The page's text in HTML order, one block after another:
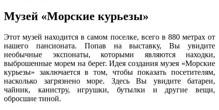
Музей «Морские курьезы»
Этот музей находится в самом поселке, всего в 880 метрах от
нашего пансионата. Попав на выставку, Вы увидите
необычные экспонаты, которыми являются находки,
выброшенные морем на берег. Идея создания музея «Морские
курьезы» заключается в том, чтобы показать посетителям,
насколько загрязнено море. Здесь Вы увидите батареи,
чайник, канистру, игрушки, бутылки и другие вещи,
обросшие тиной.